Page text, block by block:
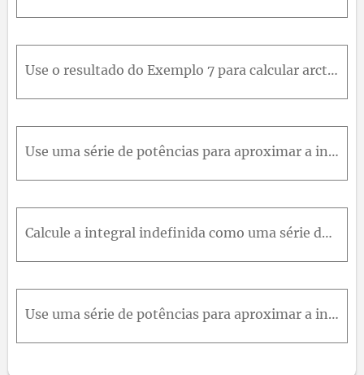
Use o resultado do Exemplo 7 para calcular arctg 0,2 com precisão de cinco casas decimais.
Use uma série de potências para aproximar a integral definida com precisão de seis casas decimais. ∫ 0 0,1 xa r c t g 3 x d x
Calcule a integral indefinida como uma série de potências. Qual é o raio de convergência?26. ∫ t 1 + t ³ d t ³
Use uma série de potências para aproximar a integral definida com precisão de seis casas decimais.32. ∫ 0 0,3 x 2 1 + x 4 d x